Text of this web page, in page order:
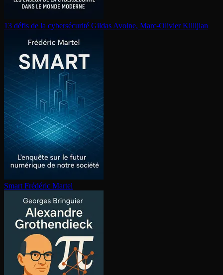
13 défis de la cy­ber­sé­cu­ri­té Gildas Avoine, Marc-Olivier Killijian
Smart Frédéric Martel